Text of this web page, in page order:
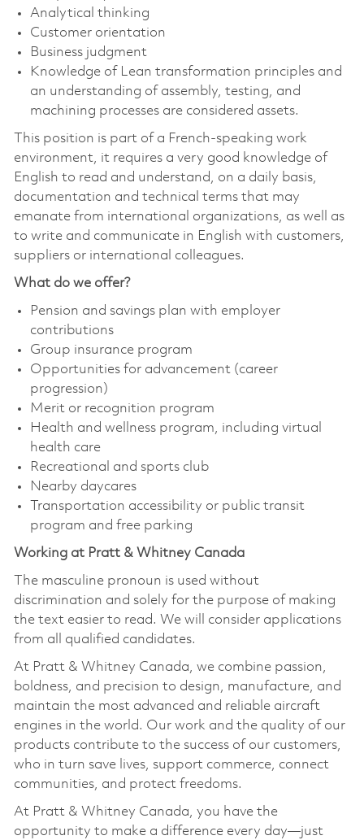
Analytical thinking
Customer orientation
Business judgment
Knowledge of Lean transformation principles and
an understanding of assembly, testing, and
machining processes are considered assets.
This position is part of a French-speaking work
environment, it requires a very good knowledge of
English to read and understand, on a daily basis,
documentation and technical terms that may
emanate from international organizations, as well as
to write and communicate in English with customers,
suppliers or international colleagues.
What do we offer?
Pension and savings plan with employer
contributions
Group insurance program
Opportunities for advancement (career
progression)
Merit or recognition program
Health and wellness program, including virtual
health care
Recreational and sports club
Nearby daycares
Transportation accessibility or public transit
program and free parking
Working at Pratt & Whitney Canada
The masculine pronoun is used without
discrimination and solely for the purpose of making
the text easier to read. We will consider applications
from all qualified candidates.
At Pratt & Whitney Canada, we combine passion,
boldness, and precision to design, manufacture, and
maintain the most advanced and reliable aircraft
engines in the world. Our work and the quality of our
products contribute to the success of our customers,
who in turn save lives, support commerce, connect
communities, and protect freedoms.
At Pratt & Whitney Canada, you have the
opportunity to make a difference every day—just